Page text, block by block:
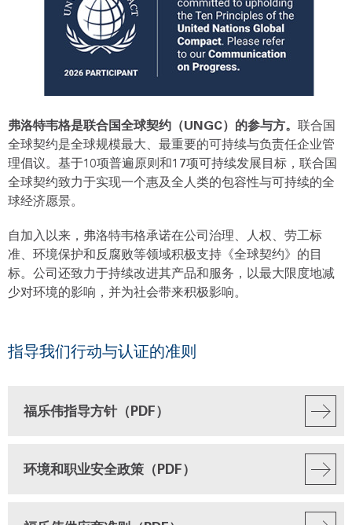
弗洛特韦格是联合国全球契约（UNGC）的参与方。 联合国
全球契约是全球规模最大、最重要的可持续与负责任企业管
理倡议。基于10项普遍原则和17项可持续发展目标，联合国
全球契约致力于实现一个惠及全人类的包容性与可持续的全
球经济愿景。
自加入以来，弗洛特韦格承诺在公司治理、人权、劳工标
准、环境保护和反腐败等领域积极支持《全球契约》的目
标。公司还致力于持续改进其产品和服务，以最大限度地减
少对环境的影响，并为社会带来积极影响。
指导我们行动与认证的准则
福乐伟指导方针（PDF）
环境和职业安全政策（PDF）